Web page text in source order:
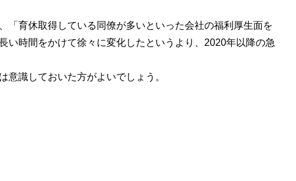
「育休取得している同僚が多いといった会社の福利厚生面を
い時間をかけて徐々に変化したというより、2020年以降の急
意識しておいた方がよいでしょう。